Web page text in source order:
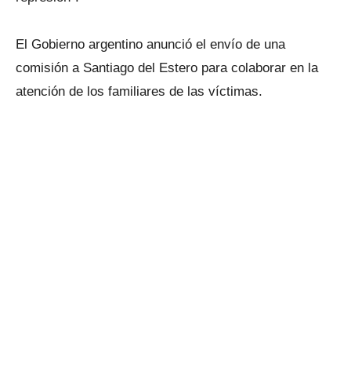
El Gobierno argentino anunció el envío de una
comisión a Santiago del Estero para colaborar en la
atención de los familiares de las víctimas.